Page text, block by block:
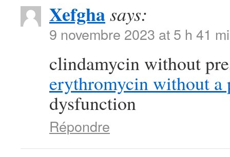
Xefghasays:
9 novembre 2023 at 5 h 41
clindamycin without
erythromycin without a
dysfunction
Répondre